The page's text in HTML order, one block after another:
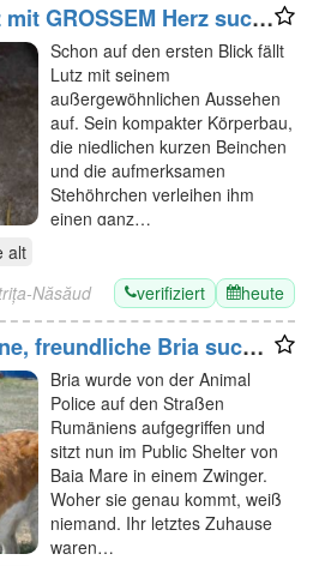
GROSSEM Herz such
Schon auf den ersten Blick fällt
Lutz mit seinem
außergewöhnlichen Aussehen
auf. Sein kompakter Körperbau,
die niedlichen kurzen Beinchen
und die aufmerksamen
Stehöhrchen verleihen ihm
einen ganz…
alt
Năsăud verifiziert heute
freundliche Bria sucht
Bria wurde von der Animal
Police auf den Straßen
Rumäniens aufgegriffen und
sitzt nun im Public Shelter von
Baia Mare in einem Zwinger.
Woher sie genau kommt, weiß
niemand. Ihr letztes Zuhause
waren…